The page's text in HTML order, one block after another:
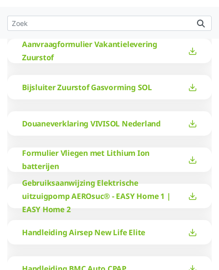
Aanvraagformulier Vakantielevering
Zuurstof
Bijsluiter Zuurstof Gasvorming SOL
Douaneverklaring VIVISOL Nederland
Formulier Vliegen met Lithium Ion
batterijen
Gebruiksaanwijzing Elektrische
uitzuigpomp AEROsuc® - EASY Home 1 |
EASY Home 2
Handleiding Airsep New Life Elite